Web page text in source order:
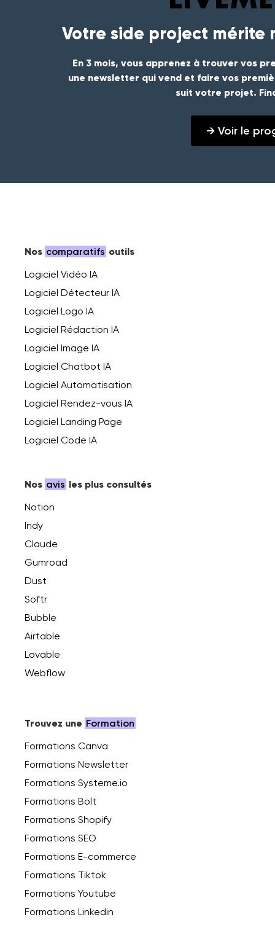
Votre side project mérite
En 3 mois, vous apprenez à trouver vos
une newsletter qui vend et faire vos
suit votre projet.
→ Voir le
Nos comparatifs outils
Logiciel Vidéo IA
Logiciel Détecteur IA
Logiciel Logo IA
Logiciel Rédaction IA
Logiciel Image IA
Logiciel Chatbot IA
Logiciel Automatisation
Logiciel Rendez-vous IA
Logiciel Landing Page
Logiciel Code IA
Nos avis les plus consultés
Notion
Indy
Claude
Gumroad
Dust
Softr
Bubble
Airtable
Lovable
Webflow
Trouvez une Formation
Formations Canva
Formations Newsletter
Formations Systeme.io
Formations Bolt
Formations Shopify
Formations SEO
Formations E-commerce
Formations Tiktok
Formations Youtube
Formations Linkedin